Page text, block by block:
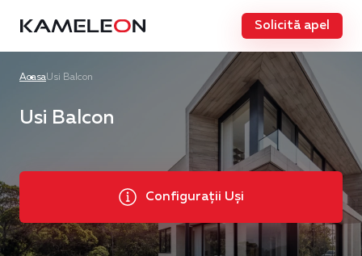
Solicită apel
AcasaUsi Balcon
Usi Balcon
Configurații Uși